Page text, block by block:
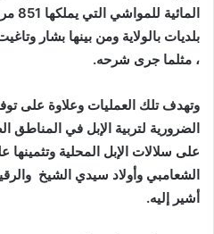
بلديات بالولاية ومن بينها بشار
، مثلما جرى شرحه.
وتهدف تلك العمليات وعلاوة على
الضرورية لتربية الإبل في المناطق
على سلالات الإبل المحلية وتثمينها
الشعامبي وأولاد سيدي الشيخ
أشير إليه.